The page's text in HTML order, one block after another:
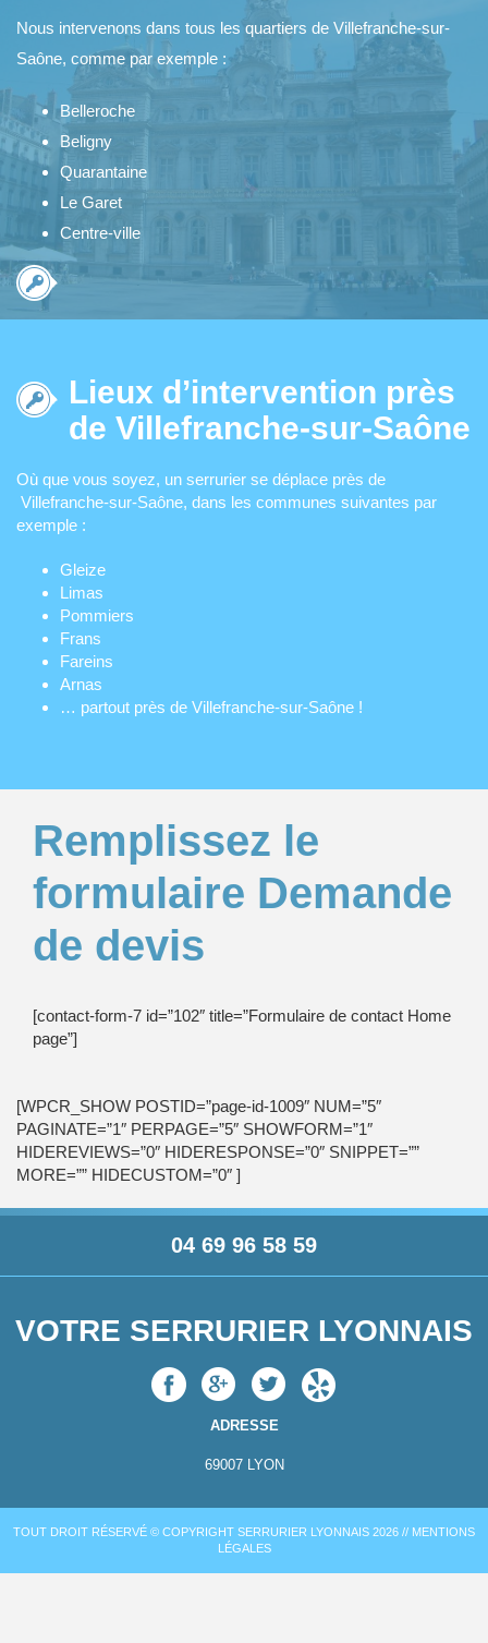
Nous intervenons dans tous les quartiers de Villefranche-sur-
Saône, comme par exemple :
Belleroche
Beligny
Quarantaine
Le Garet
Centre-ville
Lieux d’intervention près
de Villefranche-sur-Saône
Où que vous soyez, un serrurier se déplace près de
Villefranche-sur-Saône, dans les communes suivantes par
exemple :
Gleize
Limas
Pommiers
Frans
Fareins
Arnas
… partout près de Villefranche-sur-Saône !
Remplissez le
formulaire Demande
de devis
[contact-form-7 id=”102″ title=”Formulaire de contact Home
page”]
[WPCR_SHOW POSTID=”page-id-1009″ NUM=”5″
PAGINATE=”1″ PERPAGE=”5″ SHOWFORM=”1″
HIDEREVIEWS=”0″ HIDERESPONSE=”0″ SNIPPET=””
MORE=”” HIDECUSTOM=”0″ ]
04 69 96 58 59
VOTRE SERRURIER LYONNAIS
ADRESSE
69007 LYON
TOUT DROIT RÉSERVÉ © COPYRIGHT SERRURIER LYONNAIS 2026 // MENTIONS
LÉGALES